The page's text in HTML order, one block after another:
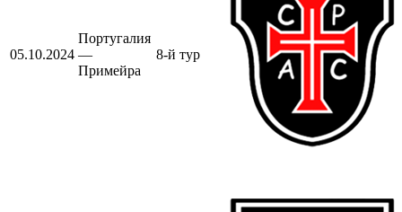
05.10.2024
Португалия
—
Примейра
8-й тур